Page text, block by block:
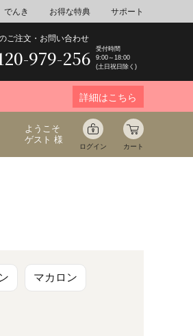
でんき お得な特典 サポート
ご注文・お問い合わせ
979-256
受付時間
9:00～18:00
(土日祝日除く)
詳細はこちら
ネラルウォーター
楽
ようこそ
ゲスト 様
ログイン カート
マカロン